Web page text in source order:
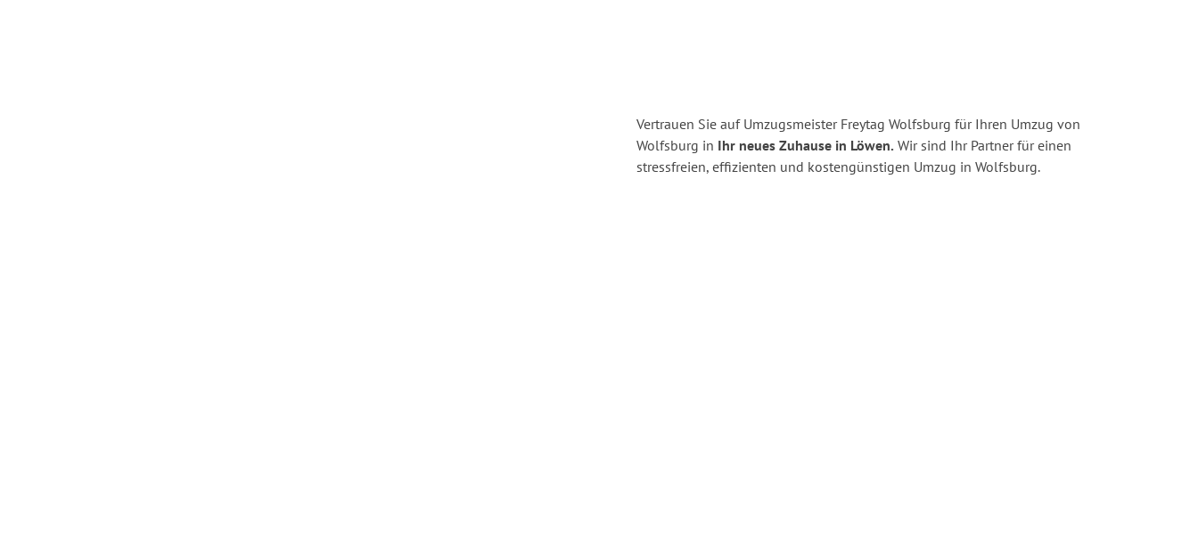
Vertrauen Sie auf Umzugsmeister Freytag Wolfsburg für Ihren Umzug von
Wolfsburg in Ihr neues Zuhause in Löwen. Wir sind Ihr Partner für einen
stressfreien, effizienten und kostengünstigen Umzug in Wolfsburg.